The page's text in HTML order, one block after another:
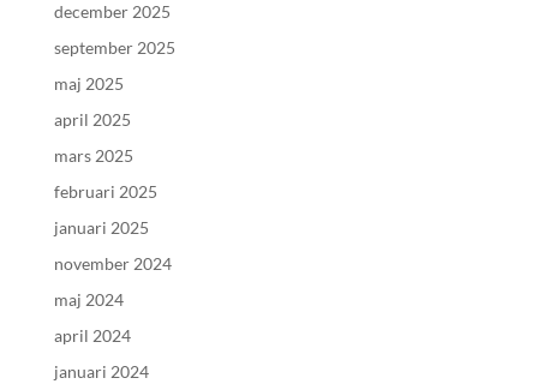
december 2025
september 2025
maj 2025
april 2025
mars 2025
februari 2025
januari 2025
november 2024
maj 2024
april 2024
januari 2024